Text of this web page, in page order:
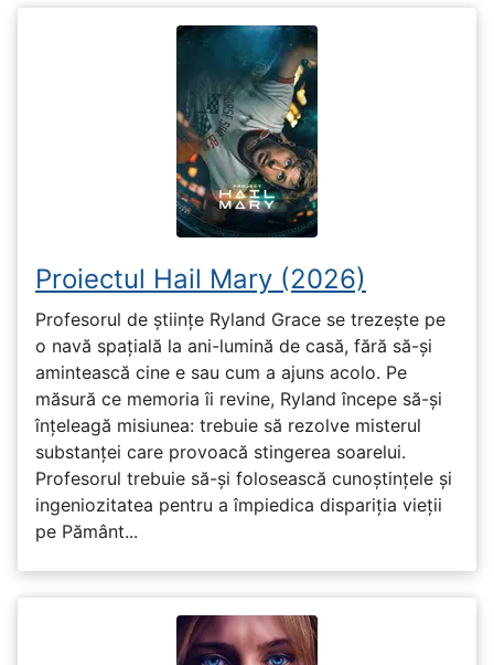
Proiectul Hail Mary (2026)
Profesorul de științe Ryland Grace se trezește pe
o navă spațială la ani-lumină de casă, fără să-și
amintească cine e sau cum a ajuns acolo. Pe
măsură ce memoria îi revine, Ryland începe să-și
înțeleagă misiunea: trebuie să rezolve misterul
substanței care provoacă stingerea soarelui.
Profesorul trebuie să-și folosească cunoștințele și
ingeniozitatea pentru a împiedica dispariția vieții
pe Pământ...